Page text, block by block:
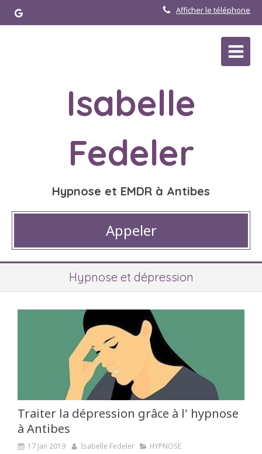
Afficher le téléphone
Isabelle
Fedeler
Hypnose et EMDR à Antibes
Appeler
Hypnose et dépression
Traiter la dépression grâce à l' hypnose
à Antibes
17 Jan 2019 Isabelle Fedeler HYPNOSE